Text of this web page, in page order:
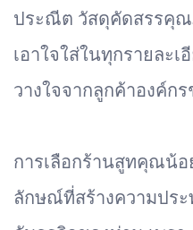
ประณีต วัสดุคัดสรรคุณ
เอาใจใส่ในทุกรายละเ
วางใจจากลูกค้าองค์ก
การเลือกร้านสูทคุณน้
ลักษณ์ที่สร้างความปร